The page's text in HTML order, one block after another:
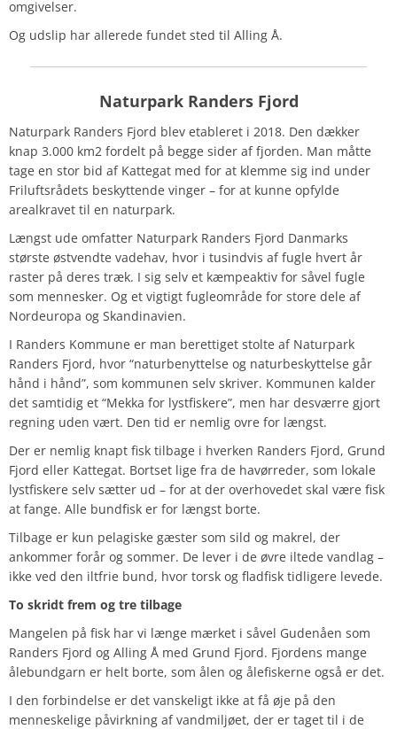
omgivelser.
Og udslip har allerede fundet sted til Alling Å.
Naturpark Randers Fjord
Naturpark Randers Fjord blev etableret i 2018. Den dækker
knap 3.000 km2 fordelt på begge sider af fjorden. Man måtte
tage en stor bid af Kattegat med for at klemme sig ind under
Friluftsrådets beskyttende vinger – for at kunne opfylde
arealkravet til en naturpark.
Længst ude omfatter Naturpark Randers Fjord Danmarks
største østvendte vadehav, hvor i tusindvis af fugle hvert år
raster på deres træk. I sig selv et kæmpeaktiv for såvel fugle
som mennesker. Og et vigtigt fugleområde for store dele af
Nordeuropa og Skandinavien.
I Randers Kommune er man berettiget stolte af Naturpark
Randers Fjord, hvor “naturbenyttelse og naturbeskyttelse går
hånd i hånd”, som kommunen selv skriver. Kommunen kalder
det samtidig et “Mekka for lystfiskere”, men har desværre gjort
regning uden vært. Den tid er nemlig ovre for længst.
Der er nemlig knapt fisk tilbage i hverken Randers Fjord, Grund
Fjord eller Kattegat. Bortset lige fra de havørreder, som lokale
lystfiskere selv sætter ud – for at der overhovedet skal være fisk
at fange. Alle bundfisk er for længst borte.
Tilbage er kun pelagiske gæster som sild og makrel, der
ankommer forår og sommer. De lever i de øvre iltede vandlag –
ikke ved den iltfrie bund, hvor torsk og fladfisk tidligere levede.
To skridt frem og tre tilbage
Mangelen på fisk har vi længe mærket i såvel Gudenåen som
Randers Fjord og Alling Å med Grund Fjord. Fjordens mange
ålebundgarn er helt borte, som ålen og ålefiskerne også er det.
I den forbindelse er det vanskeligt ikke at få øje på den
menneskelige påvirkning af vandmiljøet, der er taget til i de